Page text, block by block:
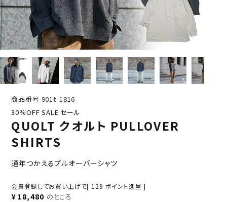
商品番号 901t-1816
30％OFF SALE セール
QUOLT クオルト PULLOVER
SHIRTS
通年つかえるプルオーバーシャツ
会員登録してお買い上げで[ 129 ポイント進呈 ]
¥ 18,480 のところ